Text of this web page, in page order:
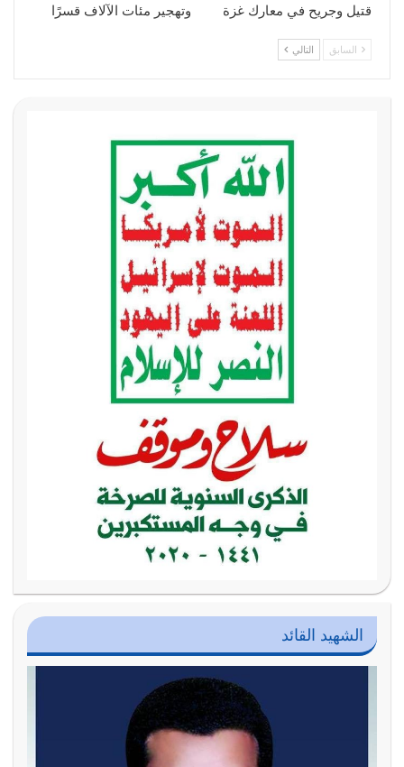
قتيل وجريح في معارك غزة
وتهجير مئات الآلاف قسرًا
السابق التالي
الشهيد القائد